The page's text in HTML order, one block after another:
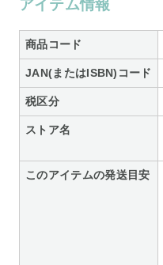
アイテム情報
商品コード
JAN(またはISBN)コード
税区分
ストア名
このアイテムの発送目安